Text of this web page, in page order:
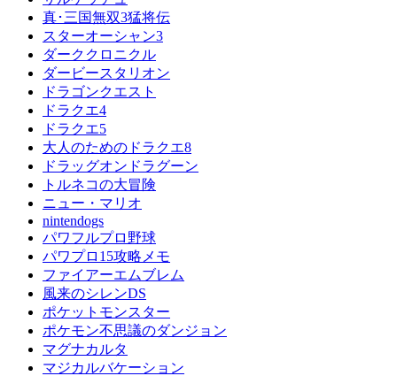
真･三国無双3猛将伝
スターオーシャン3
ダーククロニクル
ダービースタリオン
ドラゴンクエスト
ドラクエ4
ドラクエ5
大人のためのドラクエ8
ドラッグオンドラグーン
トルネコの大冒険
ニュー・マリオ
nintendogs
パワフルプロ野球
パワプロ15攻略メモ
ファイアーエムブレム
風来のシレンDS
ポケットモンスター
ポケモン不思議のダンジョン
マグナカルタ
マジカルバケーション